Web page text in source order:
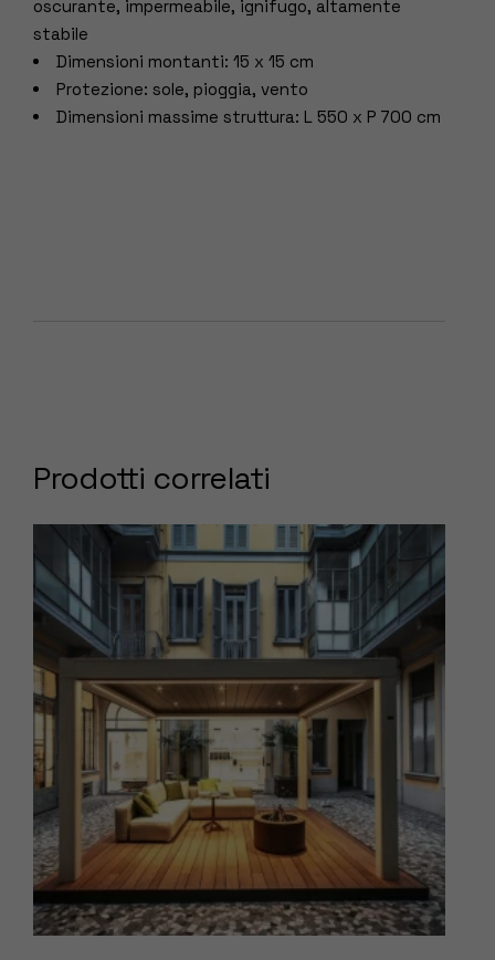
oscurante, impermeabile, ignifugo, altamente
stabile
Dimensioni montanti: 15 x 15 cm
Protezione: sole, pioggia, vento
Dimensioni massime struttura: L 550 x P 700 cm
Prodotti correlati